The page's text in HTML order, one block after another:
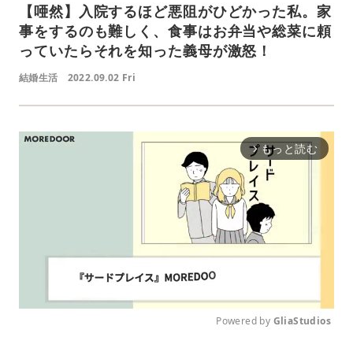
【唖然】入院するほど悪阻がひどかった私。家
事をするのも難しく、食事はお弁当や総菜に頼
っていたらそれを知った義母が激怒！
結婚生活 2022.09.02 Fri
arrow_forward_ios もっと読む
Powered by GliaStudios